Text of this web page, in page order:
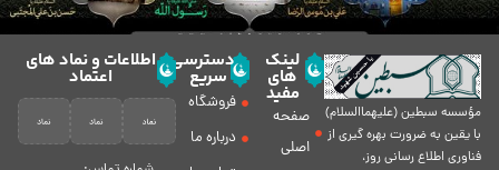
مؤسسه سبطين (عليهماالسلام)
با يقين به ضرورت بهره گیرى از
فناورى اطلاع رسانى روز،
لینک
های
مفید
صفحه
اصلی
دسترسی
سریع
فروشگاه
درباره ما
اطلاعات و نماد های
اعتماد